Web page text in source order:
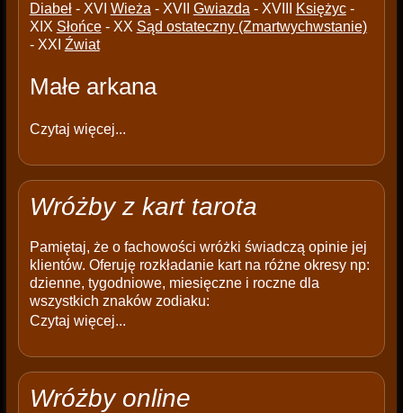
Diabeł- XVI Wieża - XVII Gwiazda - XVIII Księżyc-
XIX Słońce- XX Sąd ostateczny (Zmartwychwstanie)
- XXI Źwiat
Małe arkana
Czytaj więcej...
Wróżby z kart tarota
Pamiętaj, że o fachowości wróżki świadczą opinie jej
klientów. Oferuję rozkładanie kart na różne okresy np:
dzienne, tygodniowe, miesięczne i roczne dla
wszystkich znaków zodiaku:
Czytaj więcej...
Wróżby online